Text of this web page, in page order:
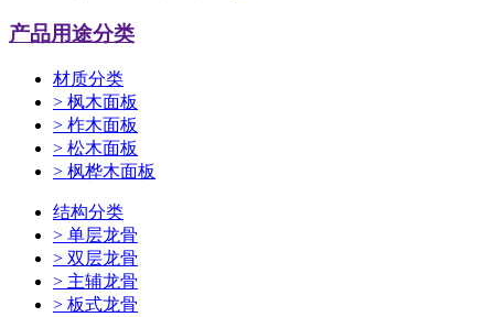
产品用途分类
材质分类
> 枫木面板
> 柞木面板
> 松木面板
> 枫桦木面板
结构分类
> 单层龙骨
> 双层龙骨
> 主辅龙骨
> 板式龙骨